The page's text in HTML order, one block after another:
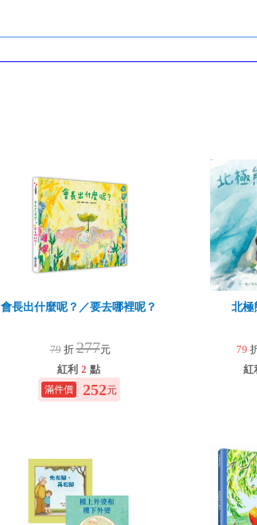
會長出什麼呢？／要去哪裡呢？
79 折277元
紅利 2 點
252元
北極
79
紅